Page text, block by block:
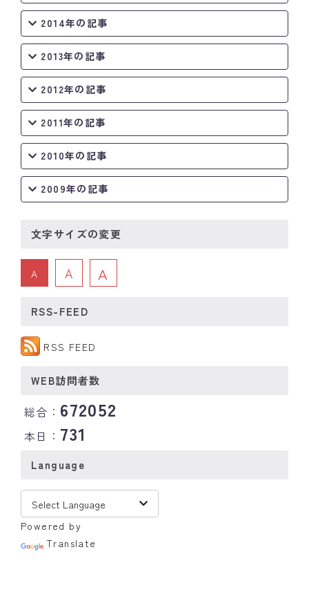
2014年の記事
2013年の記事
2012年の記事
2011年の記事
2010年の記事
2009年の記事
文字サイズの変更
A A A
RSS-FEED
RSS FEED
WEB訪問者数
総合： 672052
本日： 731
Language
Powered by
Translate